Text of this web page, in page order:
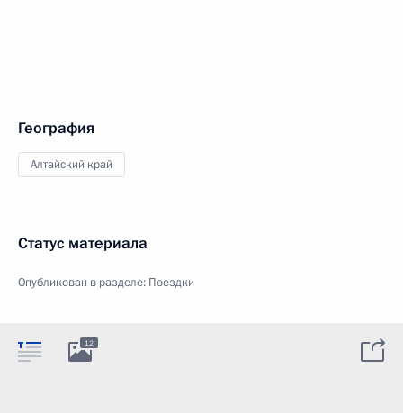
География
Алтайский край
Статус материала
Опубликован в разделе: Поездки
12